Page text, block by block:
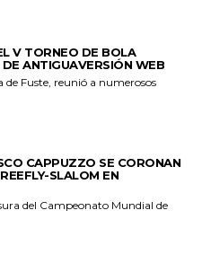
V TORNEO DE BOLA
ANTIGUAVERSIÓN WEB
de Fuste, reunió a numerosos
CAPPUZZO SE CORONAN
SLALOM EN
del Campeonato Mundial de